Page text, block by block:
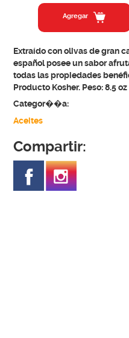
Agregar
Extraído con olivas de gran
español posee un sabor
todas las propiedades
Producto Kosher. Peso: 8.5
Categor��a:
Aceites
Compartir: